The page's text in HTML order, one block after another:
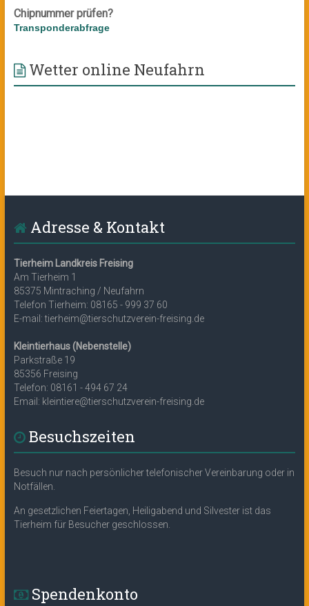
Chipnummer prüfen?
Transponderabfrage
Wetter online Neufahrn
Adresse & Kontakt
Tierheim Landkreis Freising
Am Tierheim 1
85375 Mintraching / Neufahrn
Telefon Tierheim: 08165 - 999 37 60
E-mail: tierheim@tierschutzverein-freising.de
Kleintierhaus (Nebenstelle)
Parkstraße 19
85356 Freising
Telefon: 08161 - 494 67 24
Email: kleintiere@tierschutzverein-freising.de
Besuchszeiten
Besuch nur nach persönlicher telefonischer Vereinbarung oder in
Notfällen.
An gesetzlichen Feiertagen, Heiligabend und Silvester ist das
Tierheim für Besucher geschlossen.
Spendenkonto